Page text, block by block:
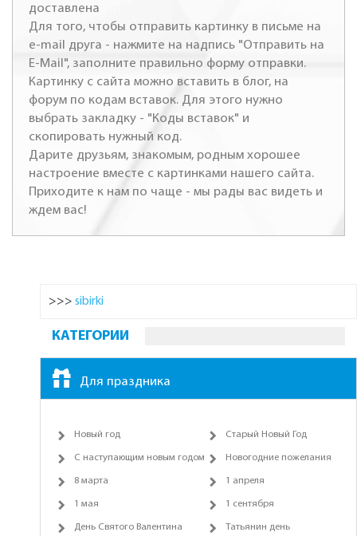
доставлена
Для того, чтобы отправить картинку в письме на
e-mail друга - нажмите на надпись "Отправить на
E-Mail", заполните правильно форму отправки.
Картинку с сайта можно вставить в блог, на
форум по кодам вставок. Для этого нужно
выбрать закладку - "Коды вставок" и
скопировать нужный код.
Дарите друзьям, знакомым, родным хорошее
настроение вместе с картинками нашего сайта.
Приходите к нам по чаще - мы рады вас видеть и
ждем вас!
>>> sibirki
КАТЕГОРИИ
Для праздника
Новый год Старый Новый Год
С наступающим новым годом Новогодние пожелания
8 марта 1 апреля
1 мая 1 сентября
День Святого Валентина Татьянин день